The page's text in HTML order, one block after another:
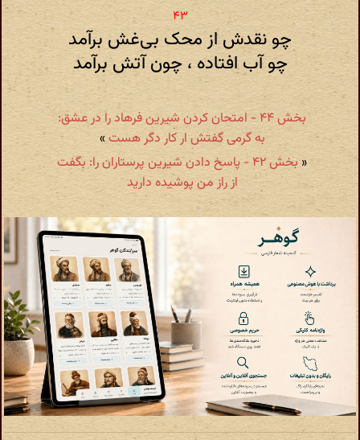
چو نقدش از محک بی‌غش برآمد
چو آب افتاده ، چون آتش برآمد
بخش ۴۴ - امتحان کردن شیرین فرهاد را در عشق:
به گرمی گفتش ار کار دگر هست»
«
بخش ۴۲ - پاسخ دادن شیرین پرستاران را: بگفت
از راز من پوشیده دارید